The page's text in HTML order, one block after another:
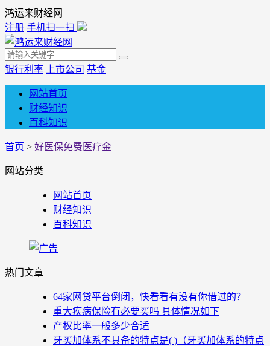
鸿运来财经网
注册 手机扫一扫
银行利率 上市公司 基金
网站首页
财经知识
百科知识
首页 > 好医保免费医疗金
网站分类
网站首页
财经知识
百科知识
热门文章
64家网贷平台倒闭，快看看有没有你借过的？
重大疾病保险有必要买吗 具体情况如下
产权比率一般多少合适
牙买加体系不具备的特点是( )（牙买加体系的特点